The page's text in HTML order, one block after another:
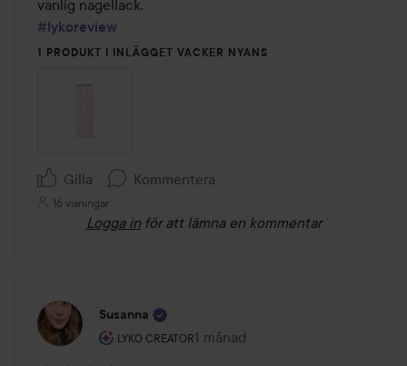
#lykoreview
1 PRODUKT I INLÄGGET VACKER NYANS
Gilla Kommentera
16 visningar
Logga in för att lämna en kommentar
Susanna
LYKO CREATOR
Användarens roll: Lyko Creator.
1 månad
Inlägget skapades 1 månad